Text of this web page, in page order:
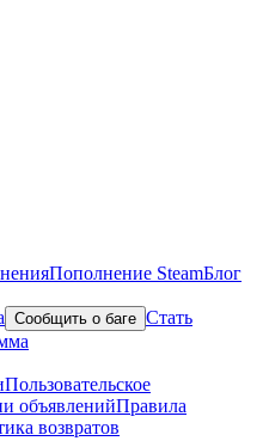
Пополнение SteamБлог
Сообщить о баге Стать
Пользовательское
объявленийПравила
возвратов